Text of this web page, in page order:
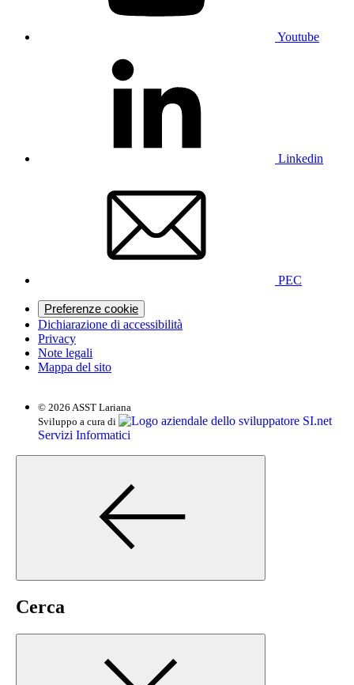
Youtube
Linkedin
PEC
Preferenze cookie
Dichiarazione di accessibilità
Privacy
Note legali
Mappa del sito
© 2026 ASST Lariana
Sviluppo a cura di
SI.net
Servizi Informatici
Cerca